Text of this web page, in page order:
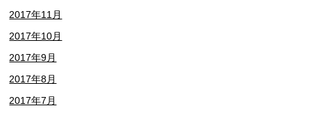
2017年11月
2017年10月
2017年9月
2017年8月
2017年7月